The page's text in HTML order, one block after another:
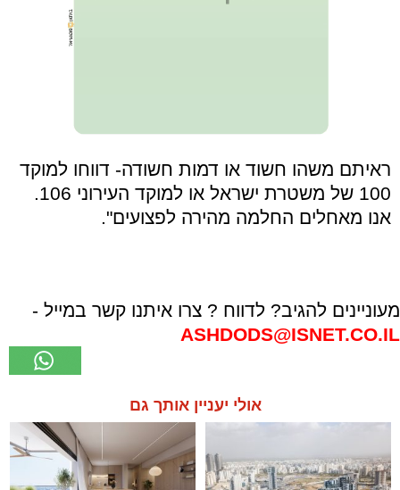
ראיתם משהו חשוד או דמות חשודה- דווחו למוקד
100 של משטרת ישראל או למוקד העירוני 106.
אנו מאחלים החלמה מהירה לפצועים".
מעוניינים להגיב? לדווח ? צרו איתנו קשר במייל -
ASHDODS@ISNET.CO.IL
אולי יעניין אותך גם